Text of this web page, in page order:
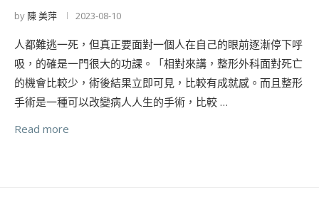
by 陳 美萍 2023-08-10
人都難逃一死，但真正要面對一個人在自己的眼前逐漸停下呼
吸，的確是一門很大的功課。「相對來講，整形外科面對死亡
的機會比較少，術後結果立即可見，比較有成就感。而且整形
手術是一種可以改變病人人生的手術，比較 …
Read more